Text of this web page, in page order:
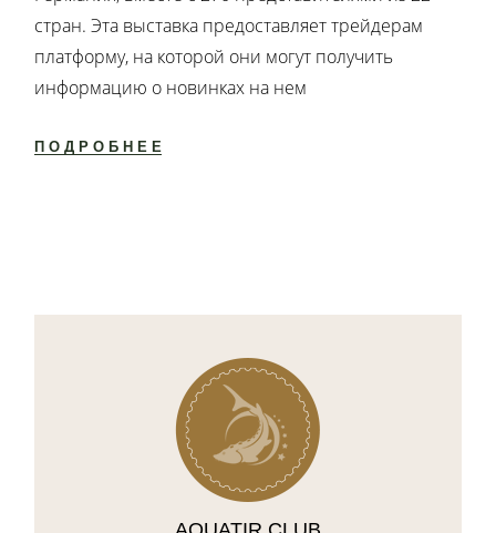
стран. Эта выставка предоставляет трейдерам
платформу, на которой они могут получить
информацию о новинках на нем
ПОДРОБНЕЕ